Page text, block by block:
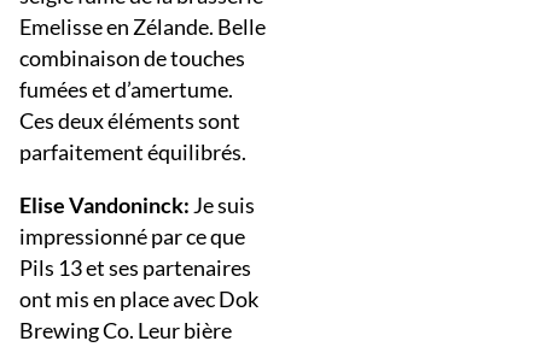
Emelisse en Zélande. Belle
combinaison de touches
fumées et d’amertume.
Ces deux éléments sont
parfaitement équilibrés.
Elise Vandoninck: Je suis
impressionné par ce que
Pils 13 et ses partenaires
ont mis en place avec Dok
Brewing Co. Leur bière